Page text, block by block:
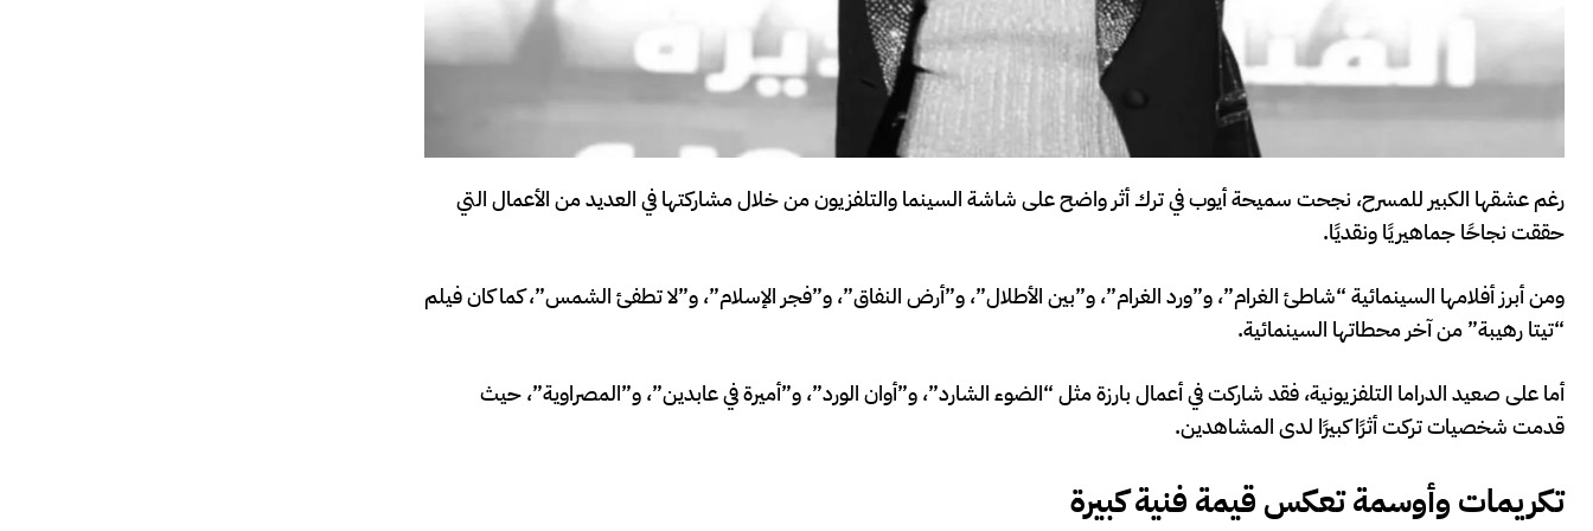
رغم عشقها الكبير للمسرح، نجحت سميحة أيوب في ترك أثر واضح على شاشة السينما والتلفزيون من خلال مشاركتها في العديد من الأعمال التي
حققت نجاحًا جماهيريًا ونقديًا.
ومن أبرز أفلامها السينمائية “شاطئ الغرام”، و”ورد الغرام”، و”بين الأطلال”، و”أرض النفاق”، و”فجر الإسلام”، و”لا تطفئ الشمس”، كما كان فيلم
“تيتا رهيبة” من آخر محطاتها السينمائية.
أما على صعيد الدراما التلفزيونية، فقد شاركت في أعمال بارزة مثل “الضوء الشارد”، و”أوان الورد”، و”أميرة في عابدين”، و”المصراوية”، حيث
قدمت شخصيات تركت أثرًا كبيرًا لدى المشاهدين.
تكريمات وأوسمة تعكس قيمة فنية كبيرة